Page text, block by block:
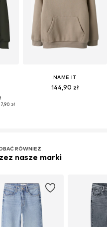
zł
NAME IT
144,90 zł
RÓWNIEŻ
nasze marki